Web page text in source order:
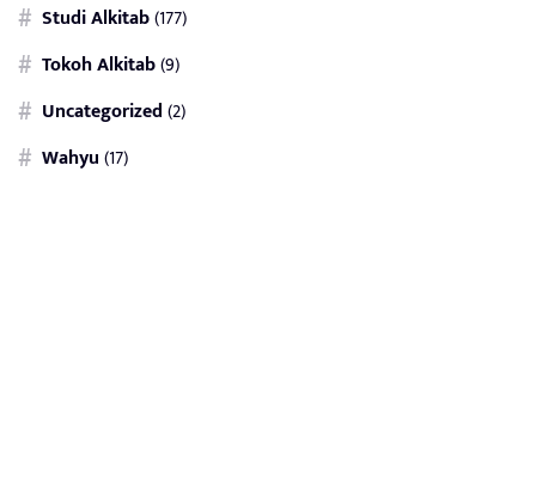
Studi Alkitab(177)
Tokoh Alkitab(9)
Uncategorized(2)
Wahyu(17)